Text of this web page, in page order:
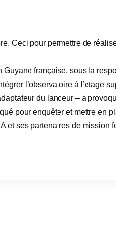
Ceci pour permettre de
Guyane française, sous la
l’observatoire à l’étage
du lanceur – a
pour enquêter et mettre en
et ses partenaires de mission